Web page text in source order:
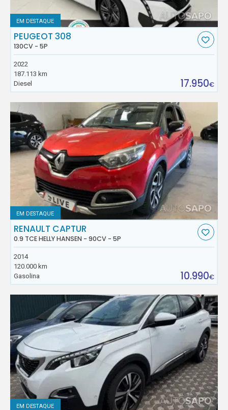
EM DESTAQUE
PEUGEOT 308
130CV - 5P
2022
187.113 km
Diesel
17.950€
EM DESTAQUE
RENAULT CAPTUR
0.9 TCE HELLY HANSEN - 90CV - 5P
2014
120.000 km
Gasolina
10.990€
EM DESTAQUE